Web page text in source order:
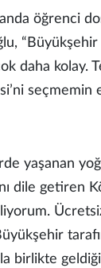
öğrenci
daha kolay.
yaşanan
dile getiren
Ücretsiz
birlikte